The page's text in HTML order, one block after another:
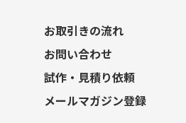
お取引きの流れ
お問い合わせ
試作・見積り依頼
メールマガジン登録